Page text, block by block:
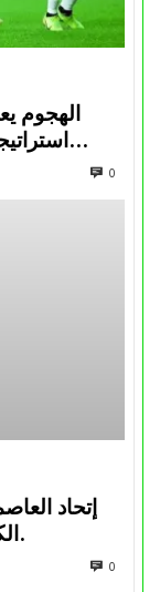
الهجوم
0
إتحاد
الكونفيدرالية الإفريقية الموسم القادم.
0